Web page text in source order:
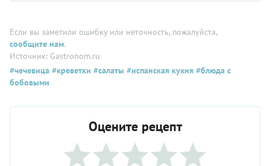
Если вы заметили ошибку или неточность, пожалуйста,
сообщите нам.
Источник: Gastronom.ru
#чечевица #креветки #салаты #испанская кухня #блюда с
бобовыми
Оцените рецепт